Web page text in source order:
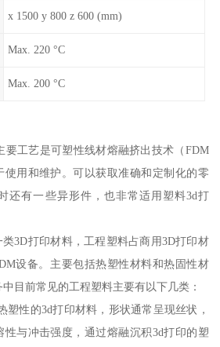
x 1500 y 800 z 600 (mm)
Max. 220 °C
Max. 200 °C
要工艺是可塑性线材熔融挤出技术（FDM
用和维护。可以获取准确和定制化的零
还有一些异形件，也非常适用塑料3d打
3D打印材料，工程塑料占商用3D打印材
设备。主要包括热塑性材料和热固性材
目前常见的工程塑料主要有以下几类：
塑性的3d打印材料，形状通常呈现丝状，
与冲击强度，通过熔融沉积3d打印的塑